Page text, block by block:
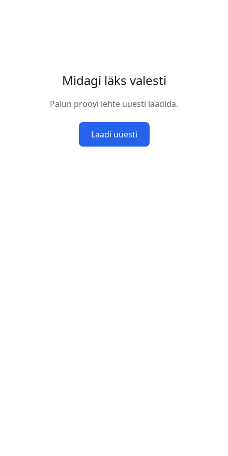
Midagi läks valesti
Palun proovi lehte uuesti laadida.
Laadi uuesti